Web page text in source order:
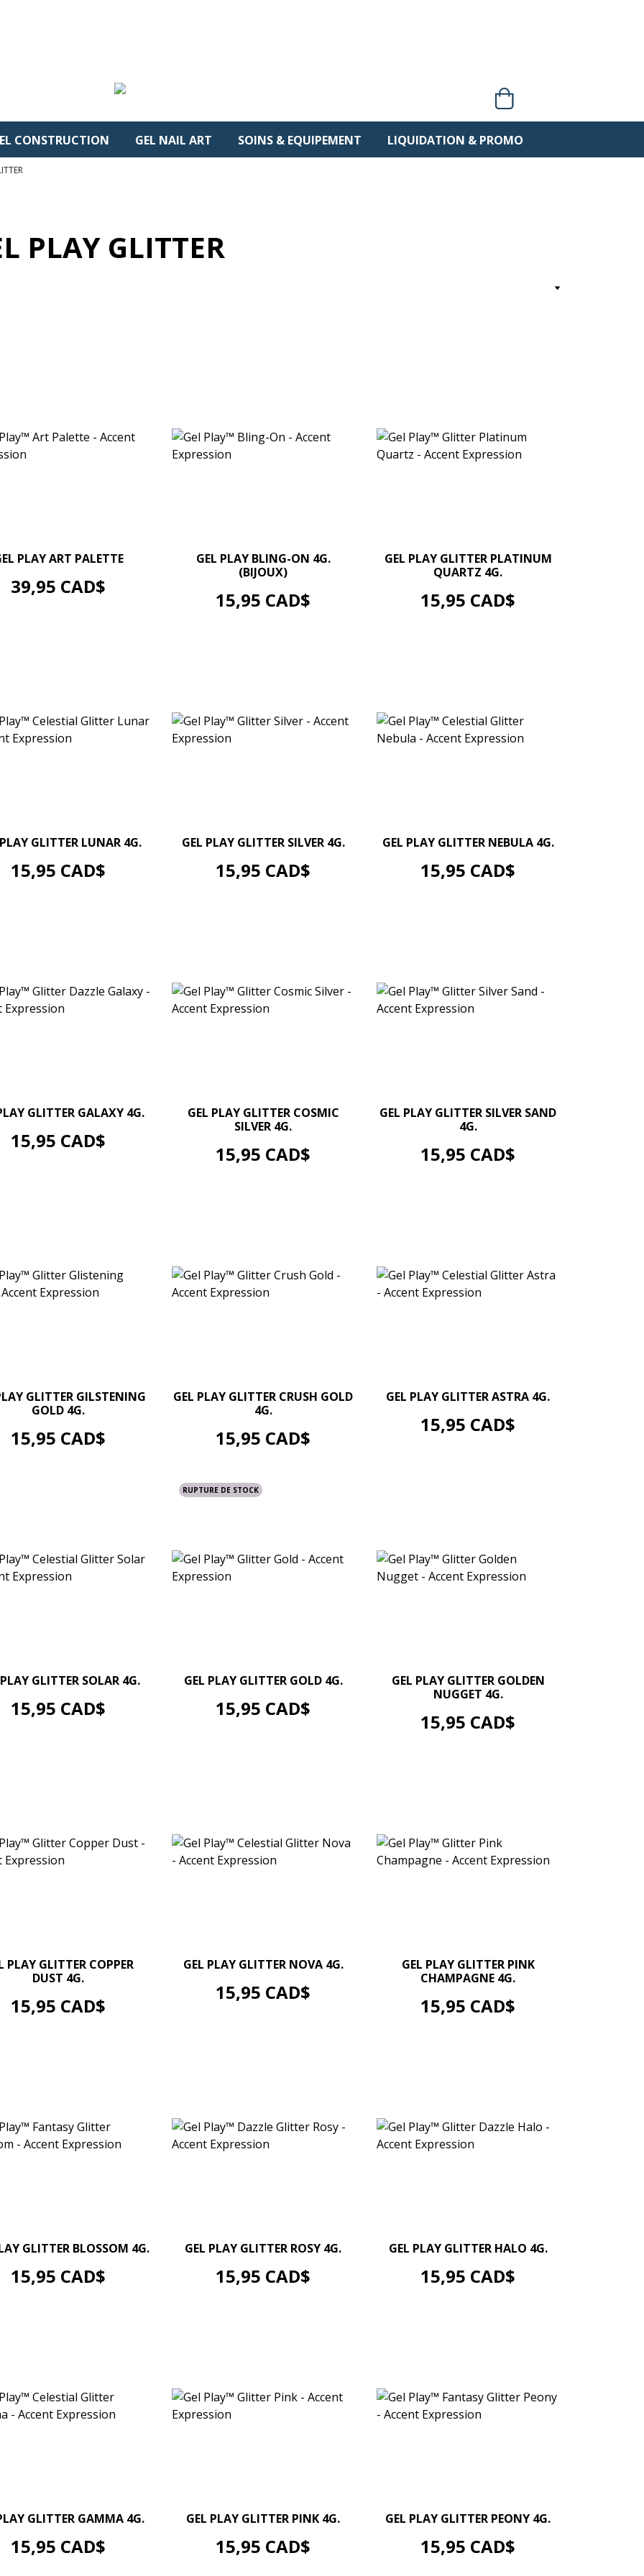
CONSTRUCTION GEL NAIL ART SOINS & EQUIPEMENT LIQUIDATION & PROMO
PLAY GLITTER
PLAY ART PALETTE
Prix
39,95 CAD$
AJOUTER AU PANIER
GEL PLAY BLING-ON 4G.
(BIJOUX)
Prix
15,95 CAD$
– +
AJOUTER AU PANIER
GEL PLAY GLITTER PLATINUM
QUARTZ 4G.
Prix
15,95 CAD$
– +
AJOUTER AU PANIER
GLITTER LUNAR 4G.
Prix
15,95 CAD$
AJOUTER AU PANIER
GEL PLAY GLITTER SILVER 4G.
Prix
15,95 CAD$
AJOUTER AU PANIER
GEL PLAY GLITTER NEBULA 4G.
Prix
15,95 CAD$
AJOUTER AU PANIER
GLITTER GALAXY 4G.
Prix
15,95 CAD$
AJOUTER AU PANIER
GEL PLAY GLITTER COSMIC
SILVER 4G.
Prix
15,95 CAD$
– +
AJOUTER AU PANIER
GEL PLAY GLITTER SILVER SAND
4G.
Prix
15,95 CAD$
– +
AJOUTER AU PANIER
GLITTER GILSTENING
GOLD 4G.
Prix
15,95 CAD$
– +
AJOUTER AU PANIER
GEL PLAY GLITTER CRUSH GOLD
4G.
Prix
15,95 CAD$
– +
AJOUTER AU PANIER
GEL PLAY GLITTER ASTRA 4G.
Prix
15,95 CAD$
AJOUTER AU PANIER
GLITTER SOLAR 4G.
Prix
15,95 CAD$
AJOUTER AU PANIER
RUPTURE DE STOCK
GEL PLAY GLITTER GOLD 4G.
Prix
15,95 CAD$
RUPTURE DE STOCK
GEL PLAY GLITTER GOLDEN
NUGGET 4G.
Prix
15,95 CAD$
– +
AJOUTER AU PANIER
PLAY GLITTER COPPER
DUST 4G.
Prix
15,95 CAD$
– +
AJOUTER AU PANIER
GEL PLAY GLITTER NOVA 4G.
Prix
15,95 CAD$
AJOUTER AU PANIER
GEL PLAY GLITTER PINK
CHAMPAGNE 4G.
Prix
15,95 CAD$
– +
AJOUTER AU PANIER
GLITTER BLOSSOM 4G.
Prix
15,95 CAD$
AJOUTER AU PANIER
GEL PLAY GLITTER ROSY 4G.
Prix
15,95 CAD$
AJOUTER AU PANIER
GEL PLAY GLITTER HALO 4G.
Prix
15,95 CAD$
AJOUTER AU PANIER
GLITTER GAMMA 4G.
Prix
15,95 CAD$
AJOUTER AU PANIER
GEL PLAY GLITTER PINK 4G.
Prix
15,95 CAD$
AJOUTER AU PANIER
GEL PLAY GLITTER PEONY 4G.
Prix
15,95 CAD$
AJOUTER AU PANIER